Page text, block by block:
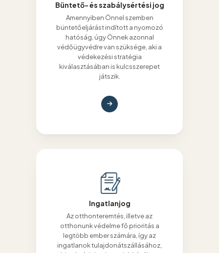
Büntető- és szabálysértési jog
Amennyiben Önnel szemben
büntetőeljárást indított a nyomozó
hatóság, úgy Önnek azonnal
védőügyvédre van szüksége, aki a
védekezési stratégia
kiválasztásában is kulcsszerepet
játszik.
Ingatlanjog
Az otthonteremtés, illetve az
otthonunk védelme fő prioritás a
legtöbb ember számára, így az
ingatlanok tulajdonátszállásához,